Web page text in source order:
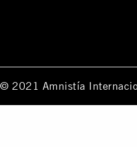
© 2021 Amnistía